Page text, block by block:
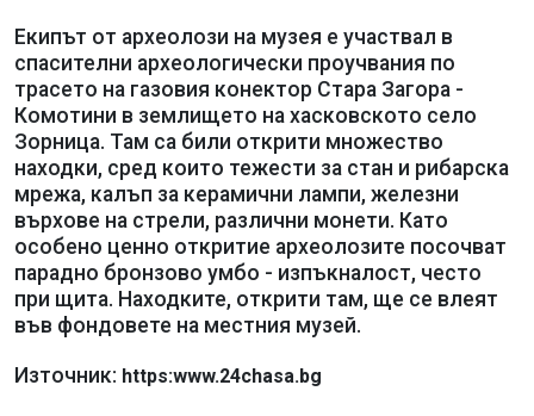
Екипът от археолози на музея е участвал в
спасителни археологически проучвания по
трасето на газовия конектор Стара Загора -
Комотини в землището на хасковското село
Зорница. Там са били открити множество
находки, сред които тежести за стан и рибарска
мрежа, калъп за керамични лампи, железни
върхове на стрели, различни монети. Като
особено ценно откритие археолозите посочват
парадно бронзово умбо - изпъкналост, често
при щита. Находките, открити там, ще се влеят
във фондовете на местния музей.
Източник: https:www.24chasa.bg